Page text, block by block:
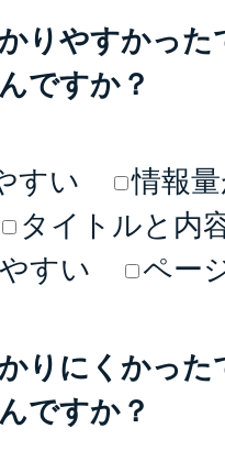
りやすかっ
ですか？
すい
情報
タイトルと内
すい
ペー
りにくかっ
ですか？